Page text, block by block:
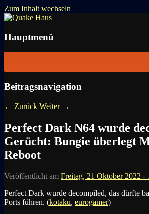
Zum Inhalt wechseln
Quake Haus
Hauptmenü
Beitragsnavigation
← Zurück Weiter →
Perfect Dark N64 wurde
Gerücht: Bungie überlegt
Reboot
Veröffentlicht am Freitag, 21 Oktober 2022 -
Perfect Dark wurde decompiled, das dürfte
Ports führen. (kotaku, eurogamer)